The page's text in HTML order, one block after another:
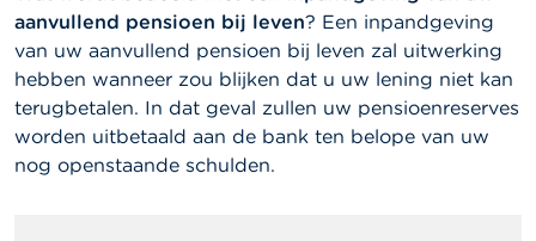
J
o
b
s
C
o
n
aanvullend pensioen bij leven? Een inpandgeving
van uw aanvullend pensioen bij leven zal uitwerking
hebben wanneer zou blijken dat u uw lening niet kan
terugbetalen. In dat geval zullen uw pensioenreserves
worden uitbetaald aan de bank ten belope van uw
nog openstaande schulden.